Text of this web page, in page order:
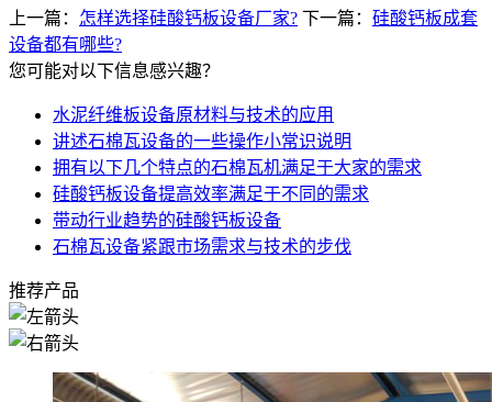
上一篇： 怎样选择硅酸钙板设备厂家? 下一篇： 硅酸钙板成套
设备都有哪些?
您可能对以下信息感兴趣？
水泥纤维板设备原材料与技术的应用
讲述石棉瓦设备的一些操作小常识说明
拥有以下几个特点的石棉瓦机满足于大家的需求
硅酸钙板设备提高效率满足于不同的需求
带动行业趋势的硅酸钙板设备
石棉瓦设备紧跟市场需求与技术的步伐
推荐产品